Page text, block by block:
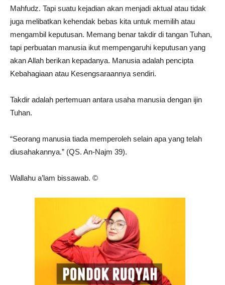
Mahfudz. Tapi suatu kejadian akan menjadi aktual atau tidak
juga melibatkan kehendak bebas kita untuk memilih atau
mengambil keputusan. Memang benar takdir di tangan Tuhan,
tapi perbuatan manusia ikut mempengaruhi keputusan yang
akan Allah berikan kepadanya. Manusia adalah pencipta
Kebahagiaan atau Kesengsaraannya sendiri.
Takdir adalah pertemuan antara usaha manusia dengan ijin
Tuhan.
“Seorang manusia tiada memperoleh selain apa yang telah
diusahakannya.” (QS. An-Najm 39).
Wallahu a’lam bissawab. ©️